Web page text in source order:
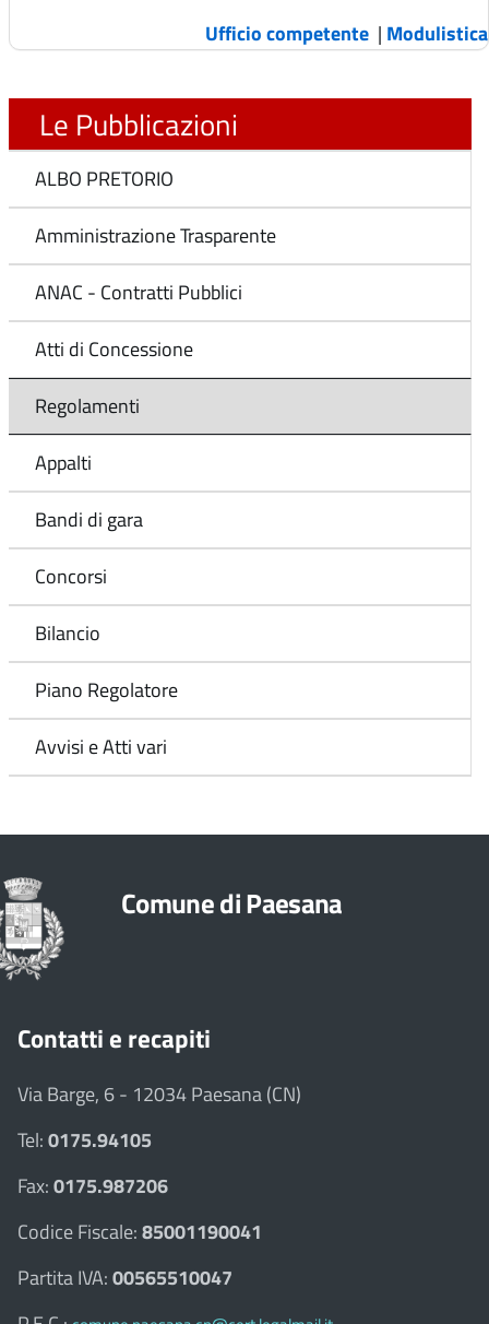
Ufficio competente | Modulistica
Le Pubblicazioni
ALBO PRETORIO
Amministrazione Trasparente
ANAC - Contratti Pubblici
Atti di Concessione
Regolamenti
Appalti
Bandi di gara
Concorsi
Bilancio
Piano Regolatore
Avvisi e Atti vari
Comune di Paesana
Contatti e recapiti
Via Barge, 6 - 12034 Paesana (CN)
Tel:0175.94105
Fax:0175.987206
Codice Fiscale:85001190041
Partita IVA:00565510047